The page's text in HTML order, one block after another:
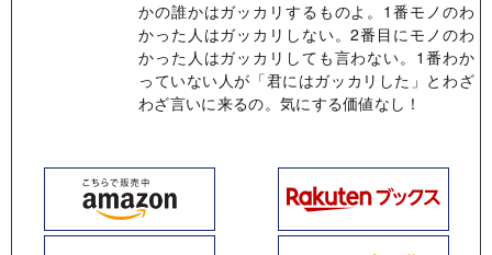
かの誰かはガッカリするものよ。1番モノのわ
かった人はガッカリしない。2番目にモノのわ
かった人はガッカリしても言わない。1番わか
っていない人が「君にはガッカリした」とわざ
わざ言いに来るの。気にする価値なし！